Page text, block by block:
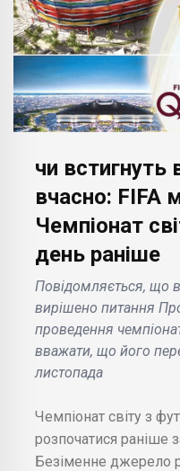
чи встигнуть
вчасно: FIFA
Чемпіонат
день раніше
Повідомляється, що
вирішено питання
проведення
вважати, що його
листопада
Чемпіонат світу з
розпочатися раніше
Безіменне джерело